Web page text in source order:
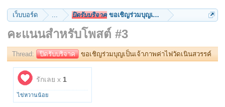
เว็บบอร์ด ... ปิดรับบริจาคขอเชิญร่วมบุญเป็นเจ้าภาพค่าไฟวัดเนินส
คะแนนสำหรับโพสต์ #3
Thread: ปิดรับบริจาค ขอเชิญร่วมบุญเป็นเจ้าภาพค่าไฟวัดเนินสวรรค์
รักเลย x 1
ไข่หวานน้อย